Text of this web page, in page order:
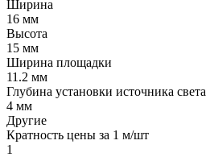
Ширина
16 мм
Высота
15 мм
Ширина площадки
11.2 мм
Глубина установки источника света
4 мм
Другие
Кратность цены за 1 м/шт
1